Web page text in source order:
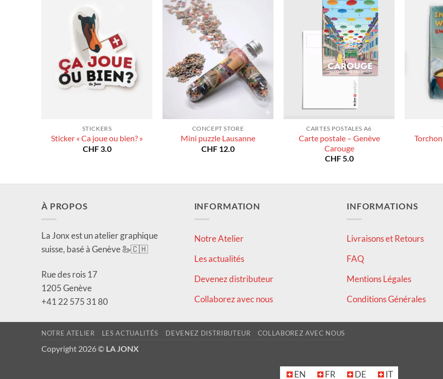
STICKERS
Sticker « Ca joue ou bien? »
CHF3.0
CONCEPT STORE
Mini puzzle Lausanne
CHF 12.0
CARTES POSTALES A6
Carte postale – Genève
Carouge
CHF5.0
À PROPOS
La Jonx est un atelier graphique
suisse, basé à Genève 🦢🇨🇭
Rue des rois 17
1205 Genève
+41 22 575 31 80
INFORMATION
Notre Atelier
Les actualités
Devenez distributeur
Collaborez avec nous
INFORMATIONS
Livraisons et Retours
FAQ
Mentions Légales
Conditions Générales
NOTRE ATELIER LES ACTUALITÉS DEVENEZ DISTRIBUTEUR COLLABOREZ AVEC NOUS
Copyright 2026 © LA JONX
EN FR DE IT